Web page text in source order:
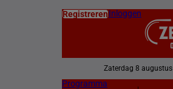
RegistrerenInloggen
Zaterdag 8 augustus
Programma